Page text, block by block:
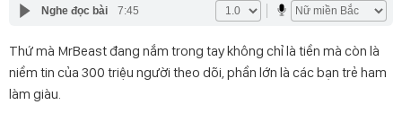
Nghe đọc bài 7:45
Thứ mà MrBeast đang nắm trong tay không chỉ là tiền mà còn là
niềm tin của 300 triệu người theo dõi, phần lớn là các bạn trẻ ham
làm giàu.